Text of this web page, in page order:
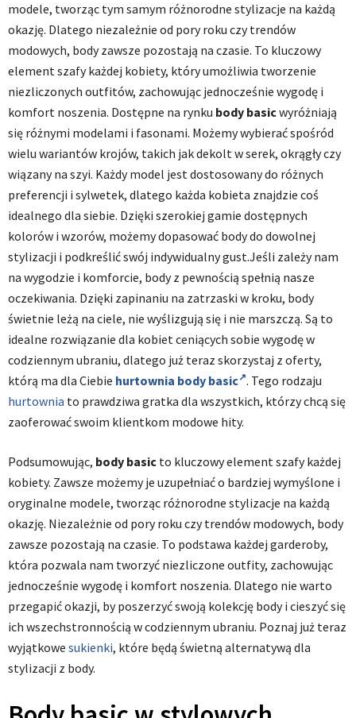
modele, tworząc tym samym różnorodne stylizacje na każdą
okazję. Dlatego niezależnie od pory roku czy trendów
modowych, body zawsze pozostają na czasie. To kluczowy
element szafy każdej kobiety, który umożliwia tworzenie
niezliczonych outfitów, zachowując jednocześnie wygodę i
komfort noszenia. Dostępne na rynku body basicwyróżniają
się różnymi modelami i fasonami. Możemy wybierać spośród
wielu wariantów krojów, takich jak dekolt w serek, okrągły czy
wiązany na szyi. Każdy model jest dostosowany do różnych
preferencji i sylwetek, dlatego każda kobieta znajdzie coś
idealnego dla siebie. Dzięki szerokiej gamie dostępnych
kolorów i wzorów, możemy dopasować body do dowolnej
stylizacji i podkreślić swój indywidualny gust.Jeśli zależy nam
na wygodzie i komforcie, body z pewnością spełnią nasze
oczekiwania. Dzięki zapinaniu na zatrzaski w kroku, body
świetnie leżą na ciele, nie wyślizgują się i nie marszczą. Są to
idealne rozwiązanie dla kobiet ceniących sobie wygodę w
codziennym ubraniu, dlatego już teraz skorzystaj z oferty,
którą ma dla Ciebie hurtownia body basic . Tego rodzaju
hurtownia to prawdziwa gratka dla wszystkich, którzy chcą się
zaoferować swoim klientkom modowe hity.
Podsumowując, body basic to kluczowy element szafy każdej
kobiety. Zawsze możemy je uzupełniać o bardziej wymyślone i
oryginalne modele, tworząc różnorodne stylizacje na każdą
okazję. Niezależnie od pory roku czy trendów modowych, body
zawsze pozostają na czasie. To podstawa każdej garderoby,
która pozwala nam tworzyć niezliczone outfity, zachowując
jednocześnie wygodę i komfort noszenia. Dlatego nie warto
przegapić okazji, by poszerzyć swoją kolekcję body i cieszyć się
ich wszechstronnością w codziennym ubraniu. Poznaj już teraz
wyjątkowe sukienki, które będą świetną alternatywą dla
stylizacji z body.